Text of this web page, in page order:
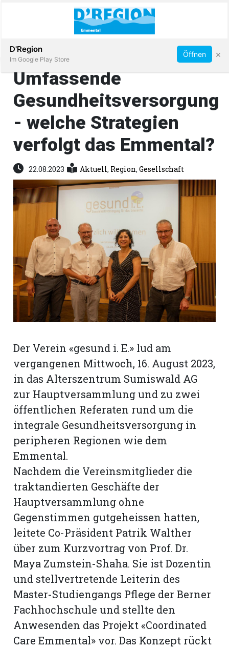
Immobilien
Veranstaltungen
Stellen
E-
Paper
Abonnieren
Umfassende
Gesundheitsversorgung
- welche Strategien
verfolgt das Emmental?
22.08.2023 Aktuell, Region,Gesellschaft
Der Verein «gesund i. E.» lud am
vergangenen Mittwoch, 16. August 2023,
in das Alterszentrum Sumiswald AG
zur Hauptversammlung und zu zwei
öffentlichen Referaten rund um die
integrale Gesundheitsversorgung in
peripheren Regionen wie dem
Emmental.
Nachdem die Vereinsmitglieder die
traktandierten Geschäfte der
Hauptversammlung ohne
Gegenstimmen gutgeheissen hatten,
leitete Co-Präsident Patrik Walther
über zum Kurzvortrag von Prof. Dr.
Maya Zumstein-Shaha. Sie ist Dozentin
und stellvertretende Leiterin des
Master-Studiengangs Pflege der Berner
Fachhochschule und stellte den
Anwesenden das Projekt «Coordinated
Care Emmental» vor. Das Konzept rückt
D'Region
Im Google Play Store
Öffnen ×